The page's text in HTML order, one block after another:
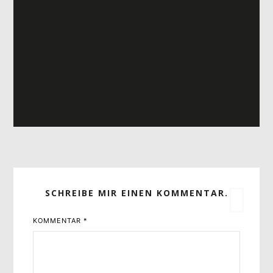
SCHREIBE MIR EINEN KOMMENTAR.
KOMMENTAR*